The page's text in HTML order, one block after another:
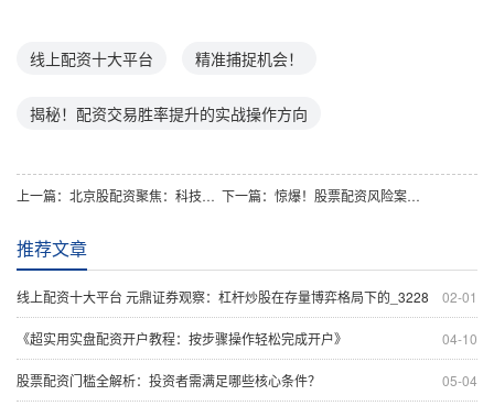
线上配资十大平台 精准捕捉机会！
揭秘！配资交易胜率提升的实战操作方向
上一篇： 北京股配资聚焦：科技股狂飙领涨，主力资金涌入热点板块 下一篇： 惊爆！股票配资风险案例：血本无归，谁该为这疯狂买单？
推荐文章
02-01
线上配资十大平台 元鼎证券观察：杠杆炒股在存量博弈格局下的_3228
04-10
《超实用实盘配资开户教程：按步骤操作轻松完成开户》
05-04
股票配资门槛全解析：投资者需满足哪些核心条件？